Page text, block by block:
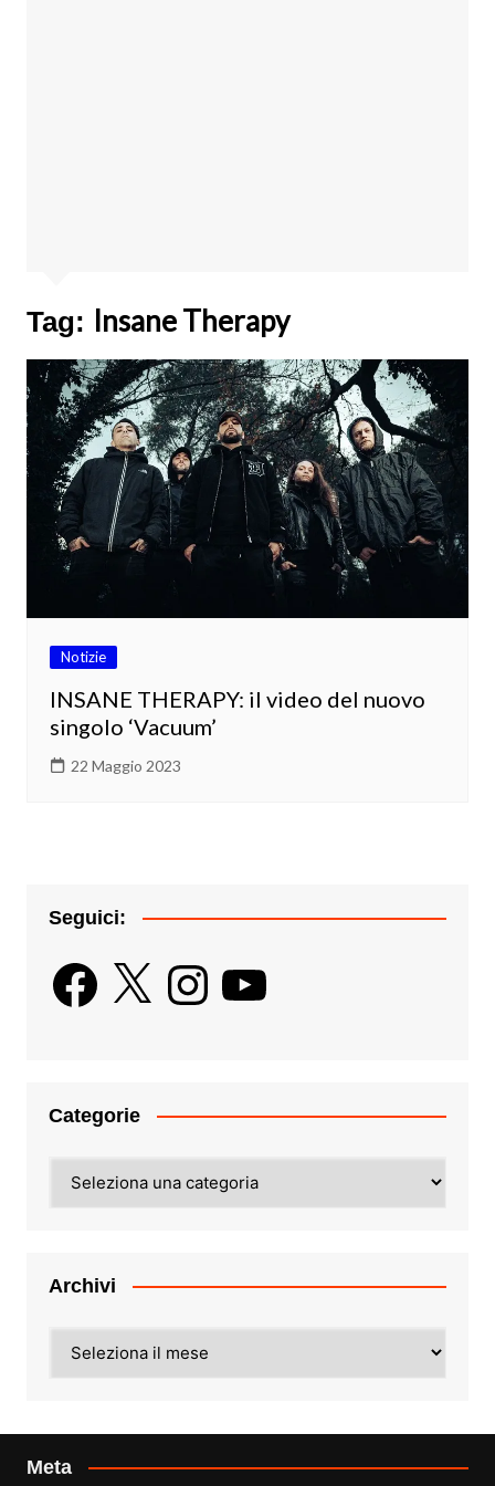
Tag: Insane Therapy
Notizie
INSANE THERAPY: il video del nuovo
singolo ‘Vacuum’
22 Maggio 2023
Seguici:
Facebook
X InstagramYouTube
Categorie
Archivi
Meta